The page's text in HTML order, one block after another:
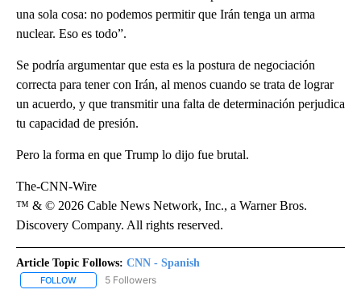
una sola cosa: no podemos permitir que Irán tenga un arma
nuclear. Eso es todo”.
Se podría argumentar que esta es la postura de negociación
correcta para tener con Irán, al menos cuando se trata de lograr
un acuerdo, y que transmitir una falta de determinación perjudica
tu capacidad de presión.
Pero la forma en que Trump lo dijo fue brutal.
The-CNN-Wire
™ & © 2026 Cable News Network, Inc., a Warner Bros.
Discovery Company. All rights reserved.
Article Topic Follows: CNN - Spanish
FOLLOW FOLLOW "CNN - SPANISH" TO RECEIVE NOTIFICATIONS ABOUT
5 Followers